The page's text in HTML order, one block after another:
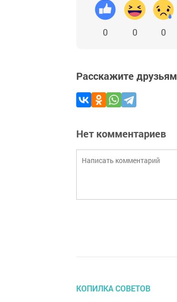
0 0 0
Расскажите друзьям
Нет комментариев
КОПИЛКА СОВЕТОВ